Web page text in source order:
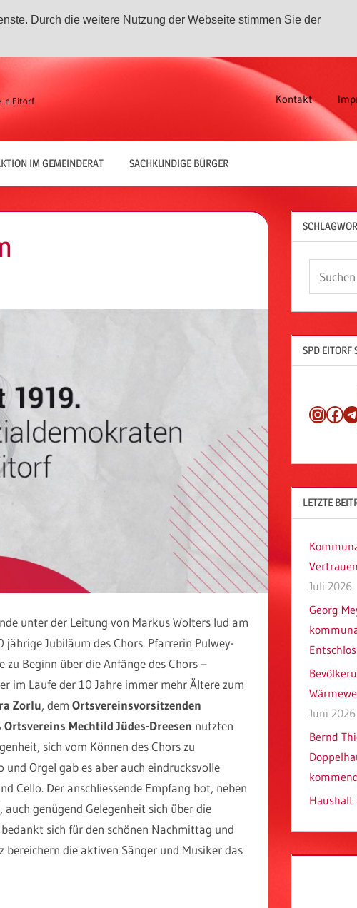
Durch die weitere Nutzung der Webseite stimmen Sie der
in Eitorf Kontakt
IM GEMEINDERAT SACHKUNDIGE BÜRGER
unter der Leitung von Markus Wolters lud am
Jubiläum des Chors. Pfarrerin Pulwey-
Beginn über die Anfänge des Chors –
im Laufe der 10 Jahre immer mehr Ältere zum
Zorlu, dem Ortsvereinsvorsitzenden
Mechtild Jüdes-Dreesen nutzten
sich vom Können des Chors zu
Orgel gab es aber auch eindrucksvolle
Cello. Der anschliessende Empfang bot, neben
genügend Gelegenheit sich über die
sich für den schönen Nachmittag und
die aktiven Sänger und Musiker das
SPD EITORF
LETZTE
Juli 2026
Georg
Juni 2026
Bernd
Haushalt